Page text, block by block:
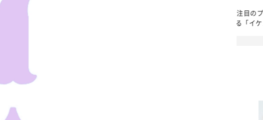
【Dリーグ】Ray世代注目のプロダンサー
集団♡ 各チームを彩る「イケメンダンサ